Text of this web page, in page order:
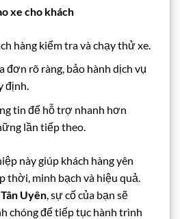
xe cho khách
hàng kiểm tra và chạy thử xe.
đơn rõ ràng, bảo hành dịch vụ
định.
tin để hỗ trợ nhanh hơn
lần tiếp theo.
này giúp khách hàng yên
thời, minh bạch và hiệu quả.
Uyên, sự cố của bạn sẽ
chóng để tiếp tục hành trình